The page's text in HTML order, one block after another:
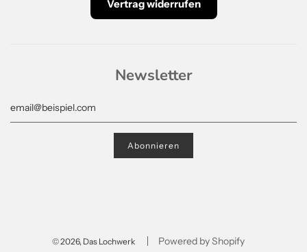
Vertrag widerrufen
Newsletter
© 2026, Das Lochwerk Powered by Shopify